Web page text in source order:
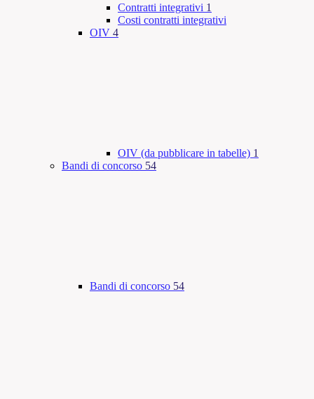
Contratti integrativi 1
Costi contratti integrativi
OIV 4
OIV (da pubblicare in tabelle) 1
Bandi di concorso 54
Bandi di concorso 54